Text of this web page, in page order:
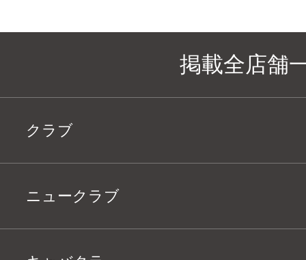
掲載全店舗
クラブ
ニュークラブ